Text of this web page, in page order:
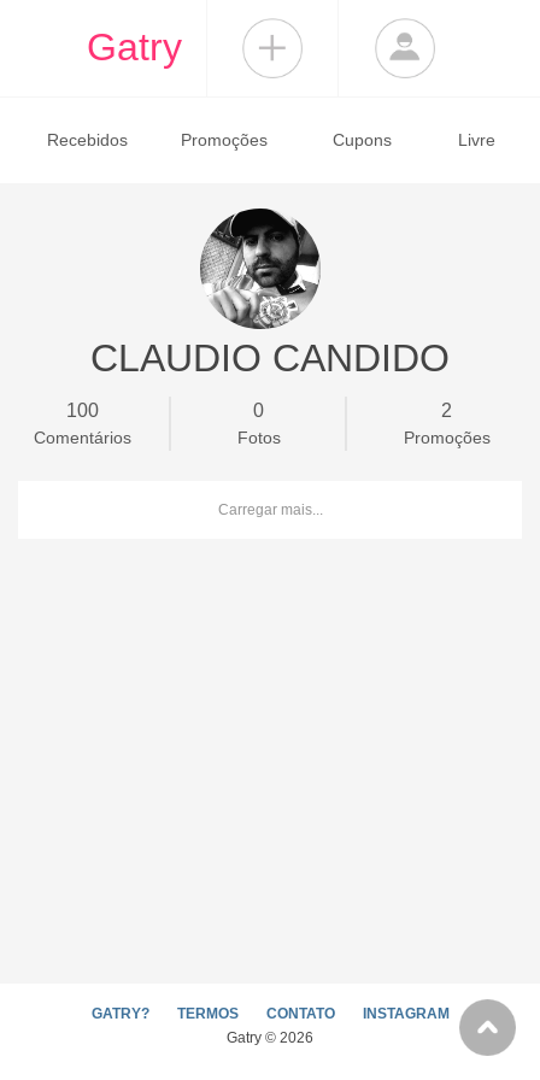
Gatry
Recebidos Promoções Cupons Livre
CLAUDIO CANDIDO
100
Comentários
0
Fotos
2
Promoções
Carregar mais...
GATRY? TERMOS CONTATO
INSTAGRAM
Gatry © 2026